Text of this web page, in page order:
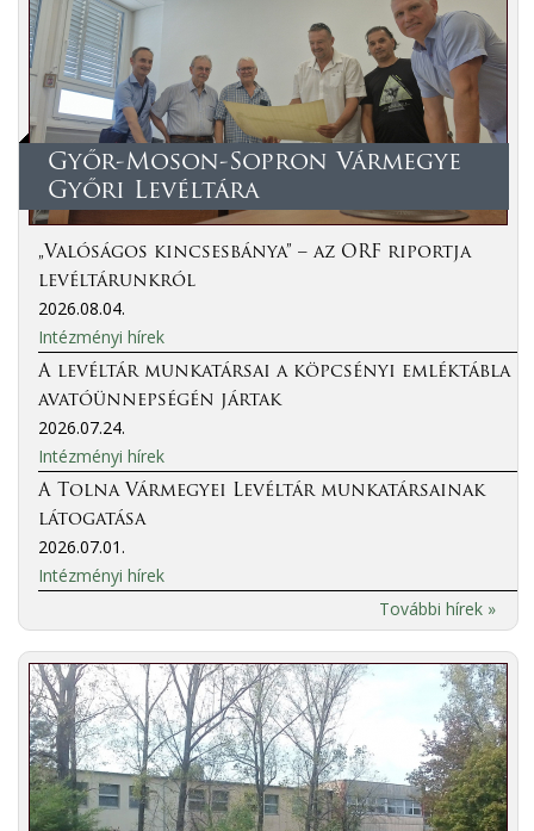
Győr-Moson-Sopron Vármegye
Győri Levéltára
„Valóságos kincsesbánya” – az ORF riportja
levéltárunkról
2026.08.04.
Intézményi hírek
A levéltár munkatársai a köpcsényi emléktábla
avatóünnepségén jártak
2026.07.24.
Intézményi hírek
A Tolna Vármegyei Levéltár munkatársainak
látogatása
2026.07.01.
Intézményi hírek
További hírek »